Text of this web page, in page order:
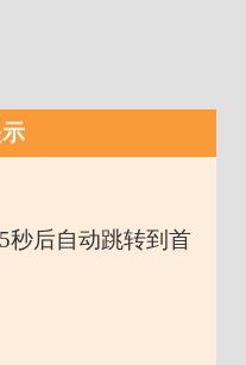
秒后自动跳转到首